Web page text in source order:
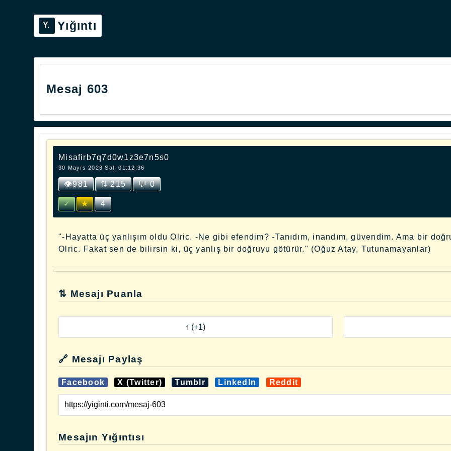
Yığıntı
Mesaj 603
Misafirb7q7d0w1z3e7n5s0
30 Mayıs 2023 Salı 01:12:36
👁981 ⇅ 215 💬 0
✓ ★ 4
"-Hayatta üç yanlışım oldu Olric. -Ne gibi efendim? -Tanıdım, inandım, güvendim. Ama bir
Olric. Fakat sen de bilirsin ki, üç yanlış bir doğruyu götürür." (Oğuz Atay, Tutunamayanlar)
⇅ Mesajı Puanla
🔗 Mesajı Paylaş
Facebook X (Twitter) Tumblr LinkedIn Reddit
Mesajın Yığıntısı